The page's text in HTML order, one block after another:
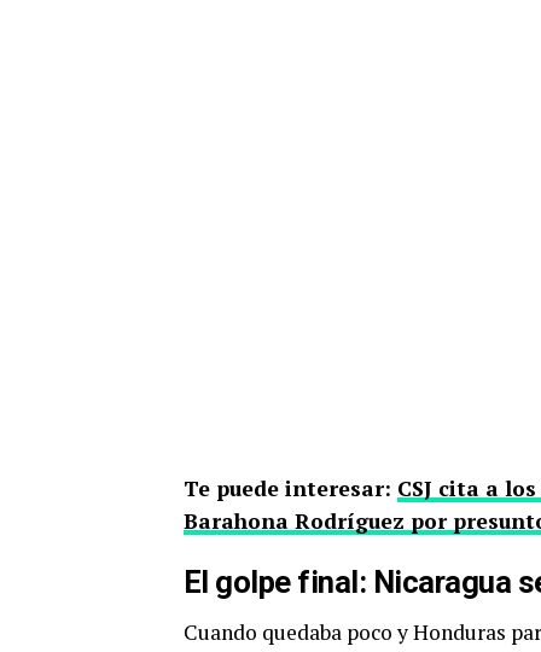
Te puede interesar: CSJ cita a
Barahona Rodríguez por
El golpe final: Nicaragua
Cuando quedaba poco y Honduras